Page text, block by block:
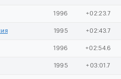
1996 +02:23.7
1995 +02:43.7
1996 +02:54.6
1995 +03:01.7